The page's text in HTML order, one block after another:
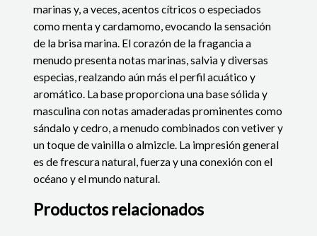
marinas y, a veces, acentos cítricos o especiados
como menta y cardamomo, evocando la sensación
de la brisa marina. El corazón de la fragancia a
menudo presenta notas marinas, salvia y diversas
especias, realzando aún más el perfil acuático y
aromático. La base proporciona una base sólida y
masculina con notas amaderadas prominentes como
sándalo y cedro, a menudo combinados con vetiver y
un toque de vainilla o almizcle. La impresión general
es de frescura natural, fuerza y ​​​​una conexión con el
océano y el mundo natural.
Productos relacionados